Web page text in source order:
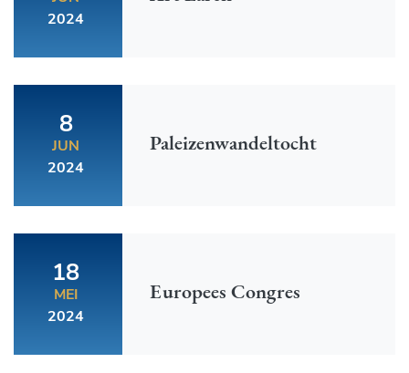
2024
8
JUN
2024
Paleizenwandeltocht
18
MEI
2024
Europees Congres